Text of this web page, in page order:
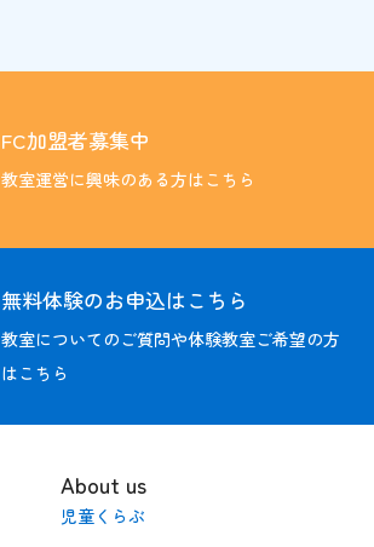
FC加盟者募集中
教室運営に興味のある方はこちら
無料体験のお申込はこちら
教室についてのご質問や体験教室ご希望の方
はこちら
About us
児童くらぶ